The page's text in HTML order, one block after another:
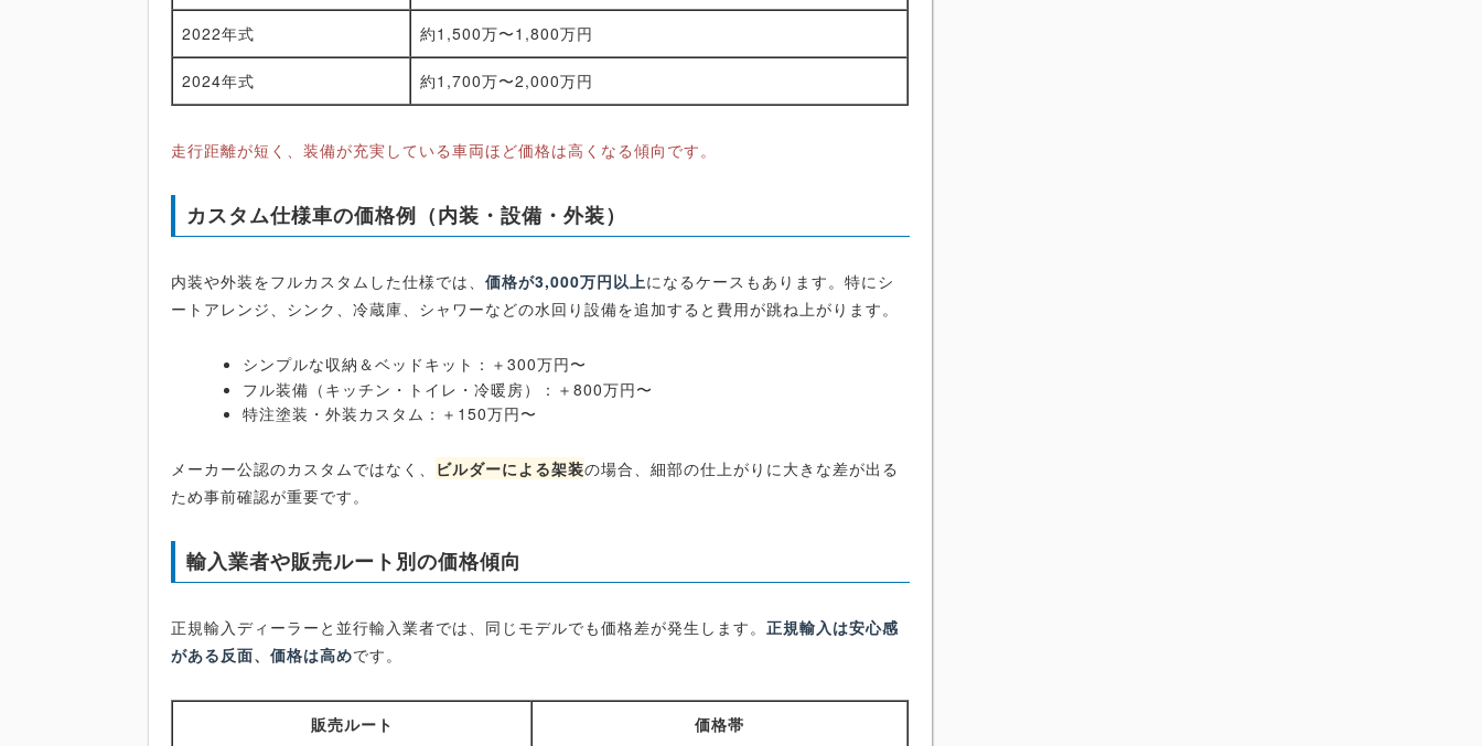
2022年式 約1,500万〜1,800万円
2024年式 約1,700万〜2,000万円
走行距離が短く、装備が充実している車両ほど価格は高くなる傾向です。
カスタム仕様車の価格例（内装・設備・外装）
内装や外装をフルカスタムした仕様では、価格が3,000万円以上になるケースもあります。特にシ
ートアレンジ、シンク、冷蔵庫、シャワーなどの水回り設備を追加すると費用が跳ね上がります。
シンプルな収納＆ベッドキット：＋300万円〜
フル装備（キッチン・トイレ・冷暖房）：＋800万円〜
特注塗装・外装カスタム：＋150万円〜
メーカー公認のカスタムではなく、 ビルダーによる架装の場合、細部の仕上がりに大きな差が出る
ため事前確認が重要です。
輸入業者や販売ルート別の価格傾向
正規輸入ディーラーと並行輸入業者では、同じモデルでも価格差が発生します。正規輸入は安心感
がある反面、価格は高めです。
販売ルート 価格帯